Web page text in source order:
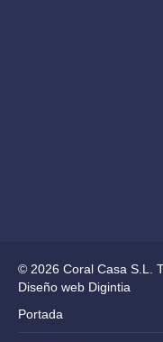
© 2026 Coral Casa S.L.
Diseño web Digintia
Portada